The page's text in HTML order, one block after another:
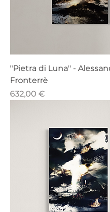
"Pietra di Luna" -
Fronterrè
Prezzo
632,00 €